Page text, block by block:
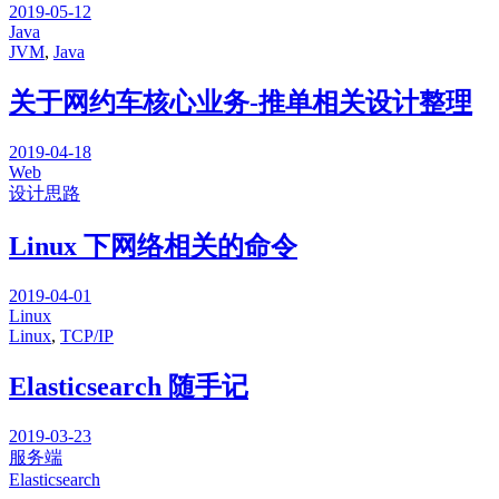
2019-05-12
Java
JVM, Java
关于网约车核心业务-推单相关设计整理
2019-04-18
Web
设计思路
Linux 下网络相关的命令
2019-04-01
Linux
Linux, TCP/IP
Elasticsearch 随手记
2019-03-23
服务端
Elasticsearch